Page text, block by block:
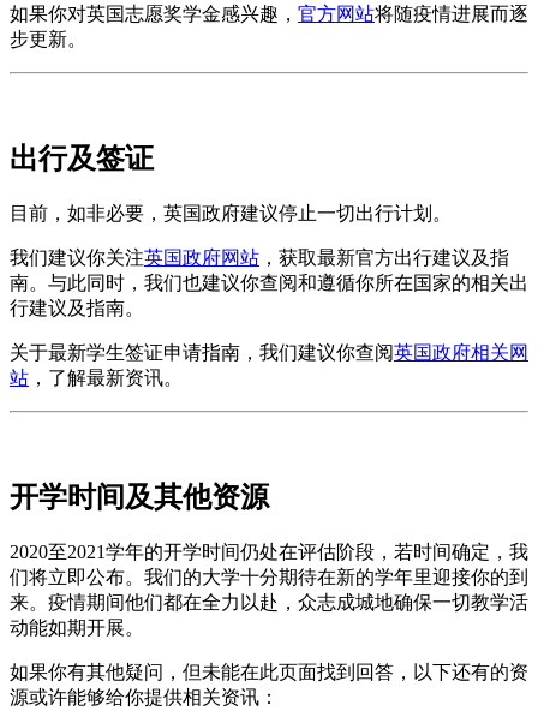
如果你对英国志愿奖学金感兴趣， 官方网站将随疫情进展而逐
步更新。
出行及签证
目前，如非必要，英国政府建议停止一切出行计划。
我们建议你关注英国政府网站 ，获取最新官方出行建议及指
南。与此同时，我们也建议你查阅和遵循你所在国家的相关出
行建议及指南。
关于最新学生签证申请指南，我们建议你查阅英国政府相关网
站 ，了解最新资讯。
开学时间及其他资源
2020至2021学年的开学时间仍处在评估阶段，若时间确定，我
们将立即公布。我们的大学十分期待在新的学年里迎接你的到
来。疫情期间他们都在全力以赴，众志成城地确保一切教学活
动能如期开展。
如果你有其他疑问，但未能在此页面找到回答，以下还有的资
源或许能够给你提供相关资讯：